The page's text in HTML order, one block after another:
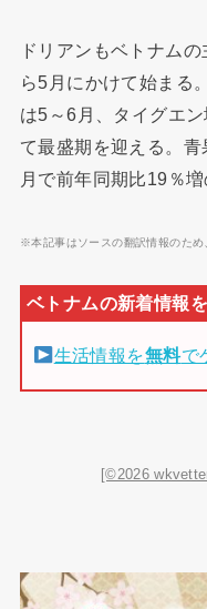
ドリアンもベトナム
ら5月にかけて始まる
は5～6月、タイグエ
て最盛期を迎える。
月で前年同期比19％
※本記事はソースの翻訳情報のため
生活情報を無料で
[©2026